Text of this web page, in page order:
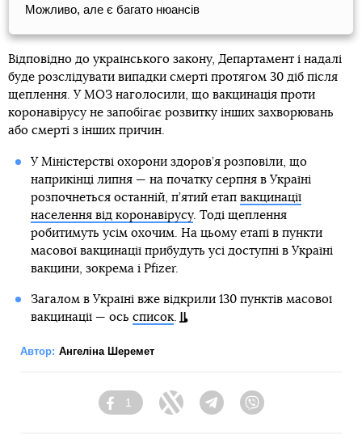
Можливо, але є багато нюансів
Відповідно до українського закону, Департамент і надалі
буде розслідувати випадки смерті протягом 30 діб після
щеплення. У МОЗ наголосили, що вакцинація проти
коронавірусу не запобігає розвитку інших захворювань
або смерті з інших причин.
У Міністерстві охорони здоров’я розповіли, що
наприкінці липня — на початку серпня в Україні
розпочнеться останній, п’ятий етап вакцинації
населення від коронавірусу. Тоді щеплення
робитимуть усім охочим. На цьому етапі в пункти
масової вакцинації прибудуть усі доступні в Україні
вакцини, зокрема і Pfizer.
Загалом в Україні вже відкрили 130 пунктів масової
вакцинації — ось список.
Автор: Ангеліна Шеремет
Facebook
1
Twitter TelegramViber